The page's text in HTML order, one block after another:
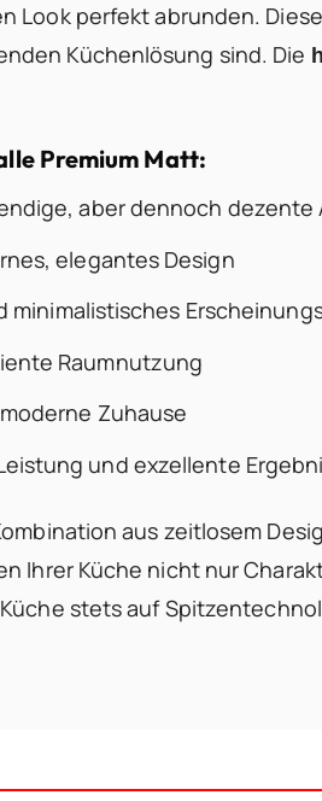
Look perfekt abrunden. Diese
Küchenlösung sind. Die
Premium Matt:
aber dennoch dezente
elegantes Design
minimalistisches
Raumnutzung
Zuhause
und exzellente
aus zeitlosem
Ihrer Küche nicht nur
stets auf